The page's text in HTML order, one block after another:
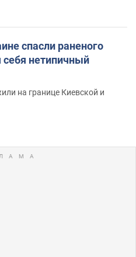
спасли раненого
нетипичный
на границе Киевской и